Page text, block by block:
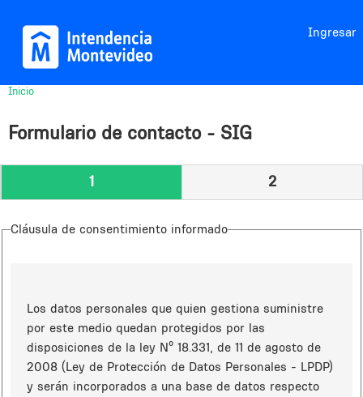
Ingresar
está
Inicio
Formulario de contacto - SIG
1 2
Cláusula de consentimiento informado
Los datos personales que quien gestiona suministre
por este medio quedan protegidos por las
disposiciones de la ley Nº 18.331, de 11 de agosto de
2008 (Ley de Protección de Datos Personales - LPDP)
y serán incorporados a una base de datos respecto